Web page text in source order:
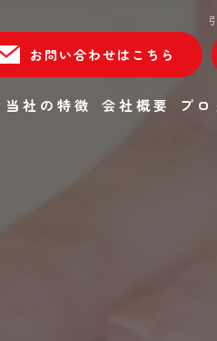
お問い合わせはこちら
当社の特徴 会社概要 ブロ